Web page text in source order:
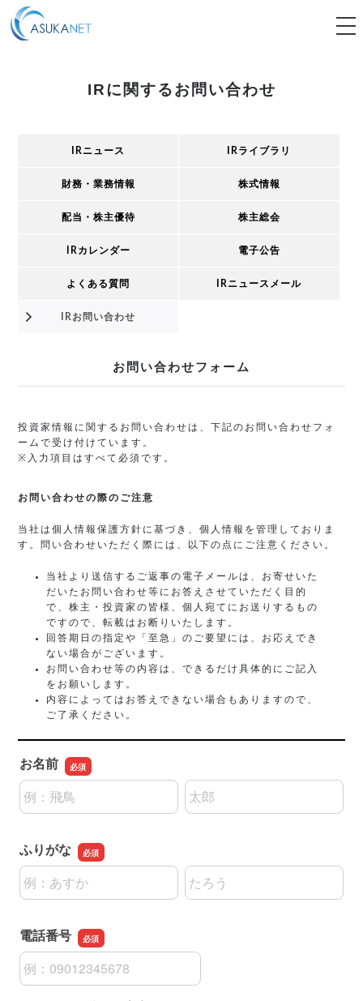
IRに関するお問い合わせ
IRニュース IRライブラリ
財務・業務情報 株式情報
配当・株主優待 株主総会
IRカレンダー 電子公告
よくある質問 IRニュースメール
IRお問い合わせ
お問い合わせフォーム
投資家情報に関するお問い合わせは、下記のお問い合わせフォ
ームで受け付けています。
※入力項目はすべて必須です。
お問い合わせの際のご注意
当社は個人情報保護方針に基づき、個人情報を管理しておりま
す。問い合わせいただく際には、以下の点にご注意ください。
当社より送信するご返事の電子メールは、お寄せいた
だいたお問い合わせ等にお答えさせていただく目的
で、株主・投資家の皆様、個人宛てにお送りするもの
ですので、転載はお断りいたします。
回答期日の指定や「至急」のご要望には、お応えでき
ない場合がございます。
お問い合わせ等の内容は、できるだけ具体的にご記入
をお願いします。
内容によってはお答えできない場合もありますので、
ご了承ください。